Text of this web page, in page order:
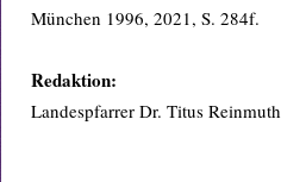
München 1996, 2021, S. 284f.
Redaktion:
Landespfarrer Dr. Titus Reinmuth